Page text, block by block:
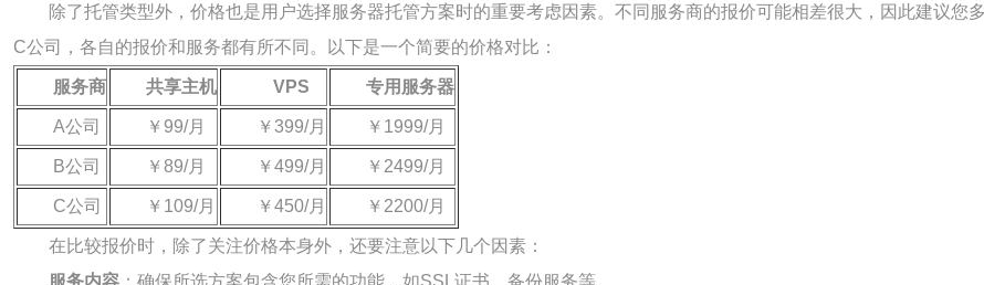
除了托管类型外，价格也是用户选择服务器托管方案时的重要考虑因素。不同服务商的报价可能相差很大，因此建议您
C公司，各自的报价和服务都有所不同。以下是一个简要的价格对比：
服务商 共享主机 VPS 专用服务器
A公司 ￥99/月 ￥399/月 ￥1999/月
B公司 ￥89/月 ￥499/月 ￥2499/月
C公司 ￥109/月 ￥450/月 ￥2200/月
在比较报价时，除了关注价格本身外，还要注意以下几个因素：
服务内容 ：确保所选方案包含您所需的功能，如SSL证书、备份服务等。